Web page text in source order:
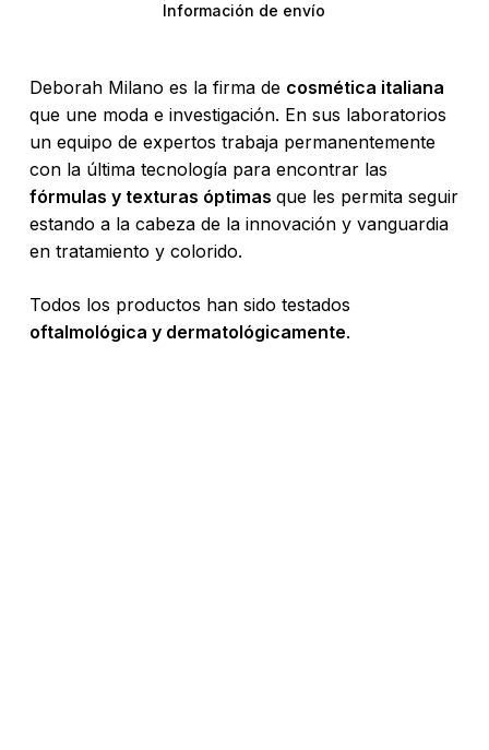
No hay productos en el carrito.
Información de envío
Deborah Milano es la firma de cosmética italiana
que une moda e investigación. En sus laboratorios
un equipo de expertos trabaja permanentemente
con la última tecnología para encontrar las
fórmulas y texturas óptimas que les permita seguir
estando a la cabeza de la innovación y vanguardia
en tratamiento y colorido.
Todos los productos han sido testados
oftalmológica y dermatológicamente.